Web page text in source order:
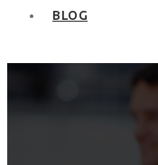
BLOG